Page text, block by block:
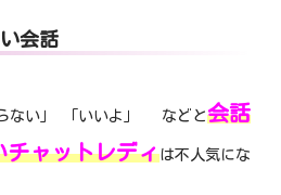
会話
ない」 「いいよ」 などと会話
チャットレディは不人気にな